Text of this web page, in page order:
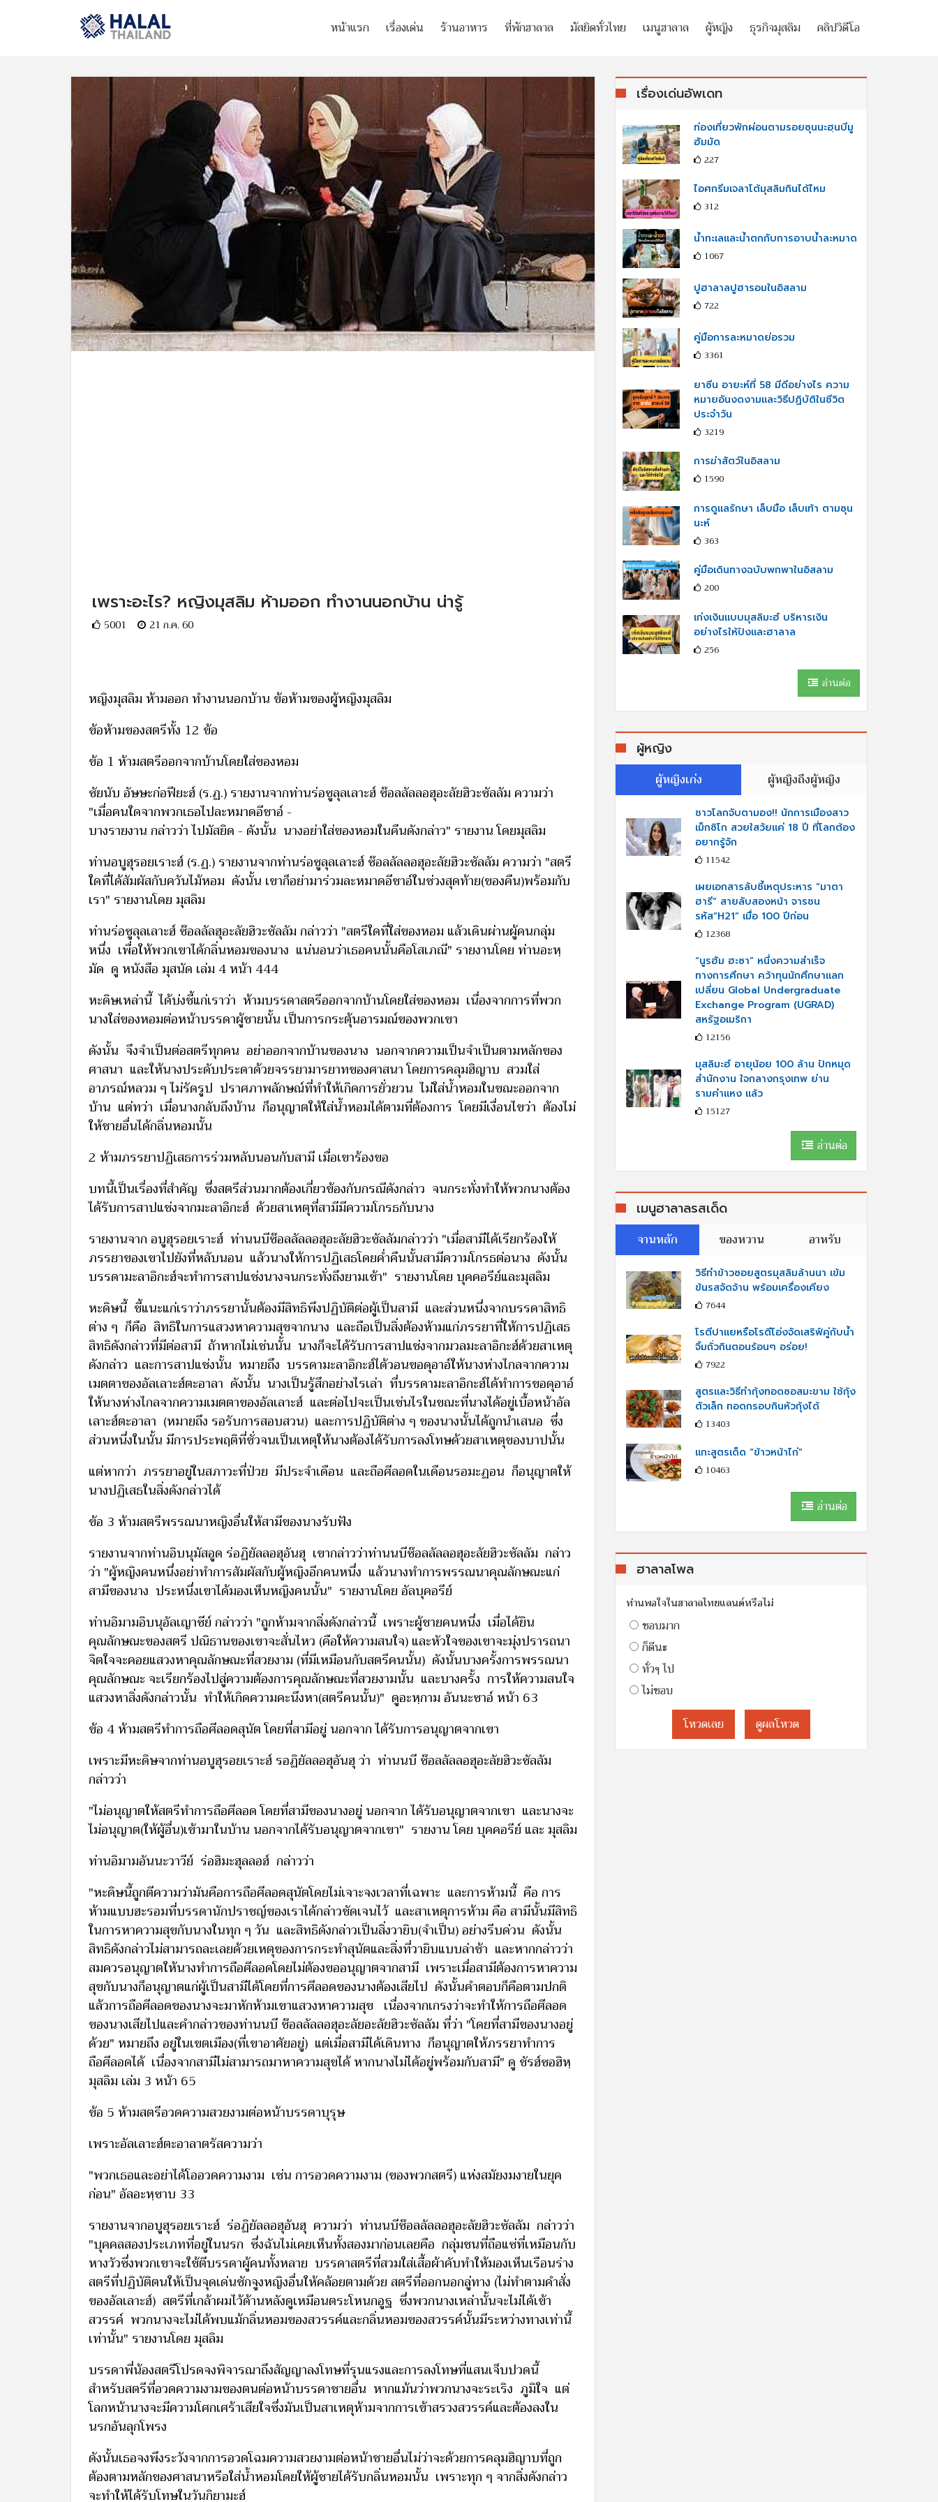
หน้าแรก เรื่องเด่น ร้านอาหาร ที่พักฮาลาล มัสยิดทั่วไทย เมนูฮาลาล ผู้หญิง ธุรกิจมุสลิม คลิปวิดีโอ
เพราะอะไร? หญิงมุสลิม ห้ามออก ทำงานนอกบ้าน น่ารู้
5001 21 ก.ค. 60
หญิงมุสลิม ห้ามออก ทำงานนอกบ้าน ข้อห้ามของผู้หญิงมุสลิม
ข้อห้ามของสตรีทั้ง 12 ข้อ
ข้อ 1 ห้ามสตรีออกจากบ้านโดยใส่ของหอม
ซัยนับ อัษษะก่อฟียะฮ์ (ร.ฏ.) รายงานจากท่านร่อซูลุลเลาะฮ์ ซ๊อลลัลลอฮุอะลัยฮิวะซัลลัม ความว่า
"เมื่อคนใดจากพวกเธอไปละหมาดอีชาอ์ -
บางรายงาน กล่าวว่า ไปมัสยิด - ดังนั้น นางอย่าใส่ของหอมในคืนดังกล่าว" รายงาน โดยมุสลิม
ท่านอบูฮุรอยเราะฮ์ (ร.ฏ.) รายงานจากท่านร่อซูลุลเลาะฮ์ ซ๊อลลัลลอฮุอะลัยฮิวะซัลลัม ความว่า "สตรี
ใดที่ได้สัมผัสกับควันไม้หอม ดังนั้น เขาก็อย่ามาร่วมละหมาดอีชาอ์ในช่วงสุดท้าย(ของคืน)พร้อมกับ
เรา" รายงานโดย มุสลิม
ท่านร่อซูลุลเลาะฮ์ ซ๊อลลัลฮุอะลัยฮิวะซัลลัม กล่าวว่า "สตรีใดที่ใส่ของหอม แล้วเดินผ่านผู้คนกลุ่ม
หนึ่ง เพื่อให้พวกเขาได้กลิ่นหอมของนาง แน่นอนว่าเธอคนนั้นคือโสเภณี" รายงานโดย ท่านอะหฺ
มัด ดู หนังสือ มุสนัด เล่ม 4 หน้า 444
หะดิษเหล่านี้ ได้บ่งชี้แก่เราว่า ห้ามบรรดาสตรีออกจากบ้านโดยใส่ของหอม เนื่องจากการที่พวก
นางใส่ของหอมต่อหน้าบรรดาผู้ชายนั้น เป็นการกระตุ้นอารมณ์ของพวกเขา
ดังนั้น จึงจำเป็นต่อสตรีทุกคน อย่าออกจากบ้านของนาง นอกจากความเป็นจำเป็นตามหลักของ
ศาสนา และให้นางประดับประดาด้วยจรรยามารยาทของศาสนา โดยการคลุมฮิญาบ สวมใส่
อาภรณ์หลวม ๆ ไม่รัดรูป ปราศภาพลักษณ์ที่ทำให้เกิดการยั่วยวน ไม่ใส่น้ำหอมในขณะออกจาก
บ้าน แต่ทว่า เมื่อนางกลับถึงบ้าน ก็อนุญาตให้ใส่น้ำหอมได้ตามที่ต้องการ โดยมีเงื่อนไขว่า ต้องไม่
ให้ชายอื่นได้กลิ่นหอมนั้น
2 ห้ามภรรยาปฏิเสธการร่วมหลับนอนกับสามี เมื่อเขาร้องขอ
บทนี้เป็นเรื่องที่สำคัญ ซึ่งสตรีส่วนมากต้องเกี่ยวข้องกับกรณีดังกล่าว จนกระทั่งทำให้พวกนางต้อง
ได้รับการสาปแช่งจากมะลาอิกะฮ์ ด้วยสาเหตุที่สามีมีความโกรธกับนาง
รายงานจาก อบูฮุรอยเราะฮ์ ท่านนบีซ๊อลลัลลอฮุอะลัยฮิวะซัลลัมกล่าวว่า "เมื่อสามีได้เรียกร้องให้
ภรรยาของเขาไปยังที่หลับนอน แล้วนางให้การปฏิเสธโดยค่ำคืนนั้นสามีความโกรธต่อนาง ดังนั้น
บรรดามะลาอิกะฮ์จะทำการสาปแช่งนางจนกระทั่งถึงยามเช้า" รายงานโดย บุคคอรีย์และมุสลิม
หะดิษนี้ ชี้แนะแก่เราว่าภรรยานั้นต้องมีสิทธิพึงปฏิบัติต่อผู้เป็นสามี และส่วนหนึ่งจากบรรดาสิทธิ
ต่าง ๆ ก็คือ สิทธิในการแสวงหาความสุขจากนาง และถือเป็นสิ่งต้องห้ามแก่ภรรยาที่ให้การปฏิเสธ
สิทธิดังกล่าวที่มีต่อสามี ถ้าหากไม่เช่นนั้น นางก็จะได้รับการสาปแช่งจากมวลมะลาอิกะฮ์ด้วยสาเหตุ
ดังกล่าว และการสาปแช่งนั้น หมายถึง บรรดามะลาอิกะฮ์ได้วอนขอดุอาอ์ให้นางห่างไกลจากความ
เมตตาของอัลเลาะฮ์ตะอาลา ดังนั้น นางเป็นรู้สึกอย่างไรเล่า ที่บรรดามะลาอิกะฮ์ได้ทำการขอดุอาอ์
ให้นางห่างไกลจากความเมตตาของอัลเลาะฮ์ และต่อไปจะเป็นเช่นไรในขณะที่นางได้อยู่เบื้อหน้าอัล
เลาะฮ์ตะอาลา (หมายถึง รอรับการสอบสวน) และการปฏิบัติต่าง ๆ ของนางนั้นได้ถูกนำเสนอ ซึ่ง
ส่วนหนึ่งในนั้น มีการประพฤติที่ชั่วจนเป็นเหตุให้นางต้องได้รับการลงโทษด้วยสาเหตุของบาปนั้น
แต่หากว่า ภรรยาอยู่ในสภาวะที่ป่วย มีประจำเดือน และถือศีลอดในเดือนรอมะฏอน ก็อนุญาตให้
นางปฏิเสธในสิ่งดังกล่าวได้
ข้อ 3 ห้ามสตรีพรรณนาหญิงอื่นให้สามีของนางรับฟัง
รายงานจากท่านอิบนุมัสอูด ร่อฏิยัลลอฮุอันฮุ เขากล่าวว่าท่านนบีซ๊อลลัลลอฮุอะลัยฮิวะซัลลัม กล่าว
ว่า "ผู้หญิงคนหนึ่งอย่าทำการสัมผัสกับผู้หญิงอีกคนหนึ่ง แล้วนางทำการพรรณนาคุณลักษณะแก่
สามีของนาง ประหนึ่งเขาได้มองเห็นหญิงคนนั้น" รายงานโดย อัลบุคอรีย์
ท่านอิมามอิบนุอัลเญาซีย์ กล่าวว่า "ถูกห้ามจากสิ่งดังกล่าวนี้ เพราะผู้ชายคนหนึ่ง เมื่อได้ยิน
คุณลักษณะของสตรี ปณิธานของเขาจะสั่นไหว (คือให้ความสนใจ) และหัวใจของเขาจะมุ่งปรารถนา
จิตใจจะคอยแสวงหาคุณลักษณะที่สวยงาม (ที่มีเหมือนกับสตรีคนนั้น) ดังนั้นบางครั้งการพรรณนา
คุณลักษณะ จะเรียกร้องไปสู่ความต้องการคุณลักษณะที่สวยงามนั้น และบางครั้ง การให้ความสนใจ
แสวงหาสิ่งดังกล่าวนั้น ทำให้เกิดความคะนึงหา(สตรีคนนั้น)" ดูอะหฺกาม อันนะซาอ์ หน้า 63
ข้อ 4 ห้ามสตรีทำการถือศีลอดสุนัต โดยที่สามีอยู่ นอกจาก ได้รับการอนุญาตจากเขา
เพราะมีหะดิษจากท่านอบูฮุรอยเราะฮ์ รอฏิยัลลอฮุอันฮุ ว่า ท่านนบี ซ๊อลลัลลอฮุอะลัยฮิวะซัลลัม
กล่าวว่า
"ไม่อนุญาตให้สตรีทำการถือศีลอด โดยที่สามีของนางอยู่ นอกจาก ได้รับอนุญาตจากเขา และนางจะ
ไม่อนุญาต(ให้ผู้อื่น)เข้ามาในบ้าน นอกจากได้รับอนุญาตจากเขา" รายงาน โดย บุคคอรีย์ และ มุสลิม
ท่านอิมามอันนะวาวีย์ ร่อฮิมะฮุลลอฮ์ กล่าวว่า
"หะดิษนี้ถูกตีความว่ามันคือการถือศีลอดสุนัตโดยไม่เจาะจงเวลาที่เฉพาะ และการห้ามนี้ คือ การ
ห้ามแบบฮะรอมที่บรรดานักปราชญ์ของเราได้กล่าวชัดเจนไว้ และสาเหตุการห้าม คือ สามีนั้นมีสิทธิ
ในการหาความสุขกับนางในทุก ๆ วัน และสิทธิดังกล่าวเป็นสิ่งวายิบ(จำเป็น) อย่างรีบด่วน ดังนั้น
สิทธิดังกล่าวไม่สามารถละเลยด้วยเหตุของการกระทำสุนัตและสิ่งที่วายิบแบบล่าช้า และหากกล่าวว่า
สมควรอนุญาตให้นางทำการถือศีลอดโดยไม่ต้องขออนุญาตจากสามี เพราะเมื่อสามีต้องการหาความ
สุขกับนางก็อนุญาตแก่ผู้เป็นสามีได้โดยที่การศีลอดของนางต้องเสียไป ดังนั้นคำตอบก็คือตามปกติ
แล้วการถือศีลอดของนางจะมาหักห้ามเขาแสวงหาความสุข เนื่องจากเกรงว่าจะทำให้การถือศีลอด
ของนางเสียไปและคำกล่าวของท่านนบี ซ๊อลลัลลอฮุอะลัยอะลัยฮิวะซัลลัม ที่ว่า "โดยที่สามีของนางอยู่
ด้วย" หมายถึง อยู่ในเขตเมือง(ที่เขาอาศัยอยู่) แต่เมื่อสามีได้เดินทาง ก็อนุญาตให้ภรรยาทำการ
ถือศีลอดได้ เนื่องจากสามีไม่สามารถมาหาความสุขได้ หากนางไม่ได้อยู่พร้อมกับสามี" ดู ชัรฮ์ซอฮิหฺ
มุสลิม เล่ม 3 หน้า 65
ข้อ 5 ห้ามสตรีอวดความสวยงามต่อหน้าบรรดาบุรุษ
เพราะอัลเลาะฮ์ตะอาลาตรัสความว่า
"พวกเธอและอย่าได้โออวดความงาม เช่น การอวดความงาม (ของพวกสตรี) แห่งสมัยงมงายในยุค
ก่อน" อัลอะหฺซาบ 33
รายงานจากอบูฮุรอยเราะฮ์ ร่อฏิยัลลอฮุอันฮุ ความว่า ท่านนบีซ๊อลลัลลอฮุอะลัยฮิวะซัลลัม กล่าวว่า
"บุคคลสองประเภทที่อยู่ในนรก ซึ่งฉันไม่เคยเห็นทั้งสองมาก่อนเลยคือ กลุ่มชนที่ถือแซ่ที่เหมือนกับ
หางวัวซึ่งพวกเขาจะใช้ตีบรรดาผู้คนทั้งหลาย บรรดาสตรีที่สวมใส่เสื้อผ้าคับทำให้มองเห็นเรือนร่าง
สตรีที่ปฏิบัติตนให้เป็นจุดเด่นชักจูงหญิงอื่นให้คล้อยตามด้วย สตรีที่ออกนอกลู่ทาง (ไม่ทำตามคำสั่ง
ของอัลเลาะฮ์) สตรีที่เกล้าผมไว้ด้านหลังดูเหมือนตระโหนกอูฐ ซึ่งพวกนางเหล่านั้นจะไม่ได้เข้า
สวรรค์ พวกนางจะไม่ได้พบแม้กลิ่นหอมของสวรรค์และกลิ่นหอมของสวรรค์นั้นมีระหว่างทางเท่านี้
เท่านั้น" รายงานโดย มุสลิม
บรรดาพี่น้องสตรีโปรดจงพิจารณาถึงสัญญาลงโทษที่รุนแรงและการลงโทษที่แสนเจ็บปวดนี้
สำหรับสตรีที่อวดความงามของตนต่อหน้าบรรดาชายอื่น หากแม้นว่าพวกนางจะระเริง ภูมิใจ แต่
โลกหน้านางจะมีความโศกเศร้าเสียใจซึ่งมันเป็นสาเหตุห้ามจากการเข้าสรวงสวรรค์และต้องลงใน
นรกอันลุกโพรง
ดังนั้นเธอจงพึงระวังจากการอวดโฉมความสวยงามต่อหน้าชายอื่นไม่ว่าจะด้วยการคลุมฮิญาบที่ถูก
ต้องตามหลักของศาสนาหรือใส่น้ำหอมโดยให้ผู้ชายได้รับกลิ่นหอมนั้น เพราะทุก ๆ จากสิ่งดังกล่าว
จะทำให้ได้รับโทษในวันกิยามะฮ์
เรื่องเด่นอัพเดท
ท่องเที่ยวพักผ่อนตามรอยซุนนะฮฺนบีมู
ฮัมมัด
227
ไอศกรีมเจลาโต้มุสลิมกินได้ไหม
312
น้ำทะเลและน้ำตกกับการอาบน้ำละหมาด
1067
ปูฮาลาลปูฮารอมในอิสลาม
722
คู่มือการละหมาดย่อรวม
3361
ยาซีน อายะห์ที่ 58 มีดีอย่างไร ความ
หมายอันงดงามและวิธีปฏิบัติในชีวิต
ประจำวัน
3219
การฆ่าสัตว์ในอิสลาม
1590
การดูแลรักษา เล็บมือ เล็บเท้า ตามซุน
นะห์
363
คู่มือเดินทางฉบับพกพาในอิสลาม
200
เก่งเงินแบบมุสลิมะฮ์ บริหารเงิน
อย่างไรให้ปังและฮาลาล
256
อ่านต่อ
ผู้หญิง
ผู้หญิงเก่ง
ผู้หญิงถึงผู้หญิง
ชาวโลกจับตามอง!! นักการเมืองสาว
เม็กซิโก สวยใสวัยแค่ 18 ปี ที่โลกต้อง
อยากรู้จัก
11542
เผยเอกสารลับชี้เหตุประหาร “มาตา
ฮารี” สายลับสองหน้า จารชน
รหัส“H21” เมื่อ 100 ปีก่อน
12368
“นูรฮัม ฮะซา” หนึ่งความสำเร็จ
ทางการศึกษา คว้าทุนนักศึกษาแลก
เปลี่ยน Global Undergraduate
Exchange Program (UGRAD)
สหรัฐอเมริกา
12156
มุสลิมะฮ์ อายุน้อย 100 ล้าน ปักหมุด
สำนักงาน ใจกลางกรุงเทพ ย่าน
รามคำแหง แล้ว
15127
อ่านต่อ
เมนูฮาลาลรสเด็ด
จานหลัก
ของหวาน อาหรับ
วิธีทำข้าวซอยสูตรมุสลิมล้านนา เข้ม
ข้นรสจัดจ้าน พร้อมเครื่องเคียง
7644
โรตีปาแยหรือโรตีโอ่งจัดเสริฟ์คู่กับนํ้า
จิ้มถั่วกินตอนร้อนๆ อร่อย!
7922
สูตรและวิธีทำกุ้งทอดซอสมะขาม ใช้กุ้ง
ตัวเล็ก ทอดกรอบกินหัวกุ้งได้
13403
แกะสูตรเด็ด “ข้าวหน้าไก่”
10463
อ่านต่อ
ฮาลาลโพล
ท่านพอใจในฮาลาลไทยแลนด์หรือไม่
ชอบมาก
ก็ดีนะ
ทั่วๆ ไป
ไม่ชอบ
โหวดเลย
ดูผลโหวต